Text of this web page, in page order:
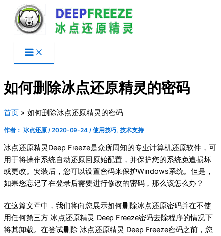
如何删除冰点还原精灵的密码
首页 如何删除冰点还原精灵的密码
作者： 冰点还原 /2020-09-24 /使用技巧, 技术支持
冰点还原精灵Deep Freeze是众所周知的专业计算机还原软件，可
用于将操作系统自动还原回原始配置，并保护您的系统免遭损坏
或更改。安装后，您可以设置密码来保护Windows系统。但是，
如果您忘记了在登录后需要进行修改的密码，那么该怎么办？
在这篇文章中，我们将向您展示如何删除冰点还原密码并在不使
用任何第三方 冰点还原精灵 Deep Freeze密码去除程序的情况下
将其卸载。在尝试删除 冰点还原精灵 Deep Freeze密码之前，您